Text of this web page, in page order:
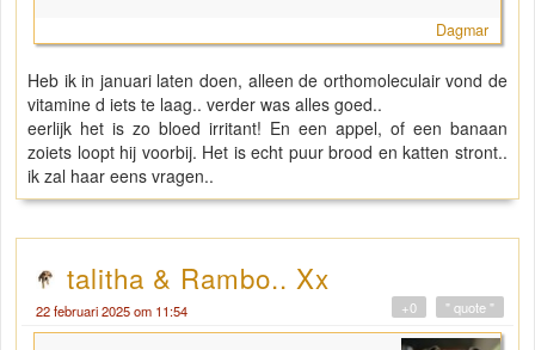
Dagmar
Heb ik in januari laten doen, alleen de orthomoleculair vond de
vitamine d iets te laag.. verder was alles goed..
eerlijk het is zo bloed irritant! En een appel, of een banaan
zoiets loopt hij voorbij. Het is echt puur brood en katten stront..
ik zal haar eens vragen..
talitha & Rambo.. Xx
22 februari 2025 om 11:54 " quote "
+0